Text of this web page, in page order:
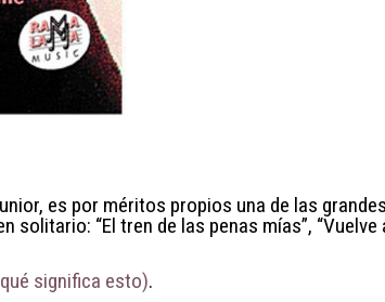
es por méritos propios una de las
“El tren de las penas mías”, “Vuelve
significa esto).